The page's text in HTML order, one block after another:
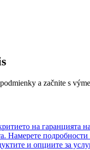
a začnite s
на гаранцията
Намерете подробности
и опциите за